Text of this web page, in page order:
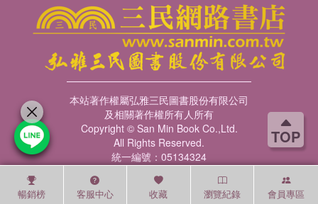
TOP
暢銷榜 客服中心 收藏 瀏覽紀錄 會員專區
本站著作權屬弘雅三民圖書股份有限公司
及相關著作權所有人所有
Copyright © San Min Book Co.,Ltd.
All Rights Reserved.
統一編號：05134324